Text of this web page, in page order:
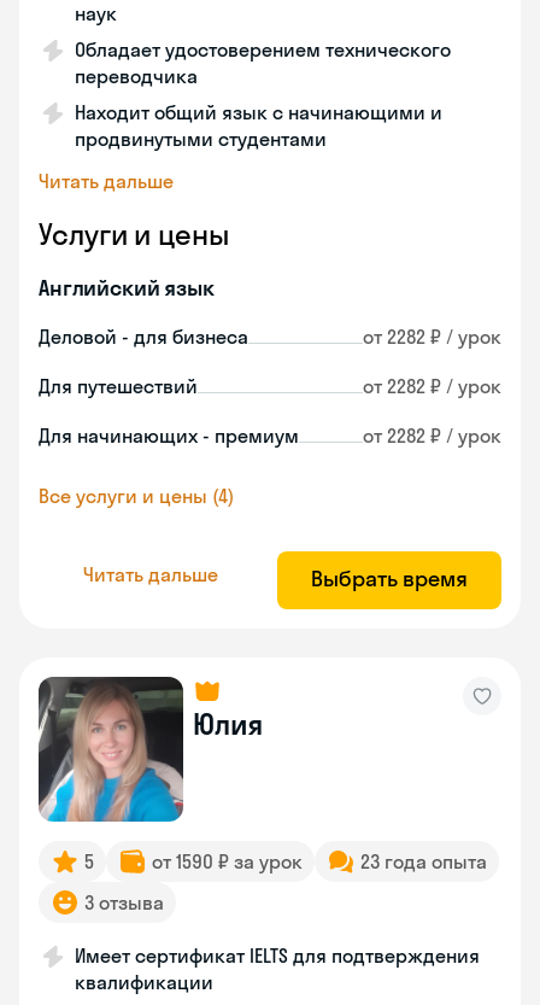
наук
Обладает удостоверением технического
переводчика
Находит общий язык с начинающими и
продвинутыми студентами
Читать дальше
Услуги и цены
Английский язык
Деловой - для бизнеса от 2282 ₽ / урок
Для путешествий от 2282 ₽ / урок
Для начинающих - премиум от 2282 ₽ / урок
Все услуги и цены (4)
Читать дальше Выбрать время
Юлия
5 от 1590 ₽ за урок
23 года опыта
3 отзыва
Имеет сертификат IELTS для подтверждения
квалификации